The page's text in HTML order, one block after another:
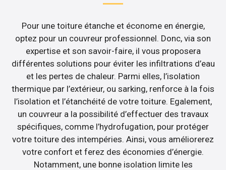
Pour une toiture étanche et économe en énergie,
optez pour un couvreur professionnel. Donc, via son
expertise et son savoir-faire, il vous proposera
différentes solutions pour éviter les infiltrations d’eau
et les pertes de chaleur. Parmi elles, l’isolation
thermique par l’extérieur, ou sarking, renforce à la fois
l’isolation et l’étanchéité de votre toiture. Egalement,
un couvreur a la possibilité d’effectuer des travaux
spécifiques, comme l’hydrofugation, pour protéger
votre toiture des intempéries. Ainsi, vous améliorerez
votre confort et ferez des économies d’énergie.
Notamment, une bonne isolation limite les